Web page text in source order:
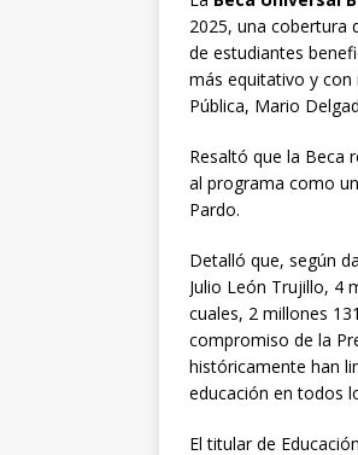
2025, una cobertura
de estudiantes
más equitativo y
Pública, Mario
Resaltó que la Beca
al programa como
Pardo.
Detalló que, según
Julio León Trujillo, 4
cuales, 2 millones
compromiso de la
históricamente han
educación en todos
El titular de